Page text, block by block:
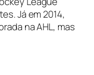
Já em 2014,
na AHL, mas